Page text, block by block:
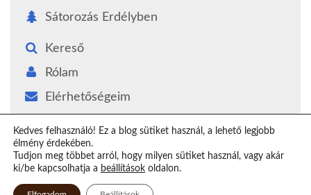
Sátorozás Erdélyben
Kereső
Rólam
Elérhetőségeim
Epilógus
Kedves felhasználó! Ez a blog sütiket használ, a lehető legjobb
élmény érdekében.
Tudjon meg többet arról, hogy milyen sütiket használ, vagy akár
ki/be kapcsolhatja a beállítások oldalon.